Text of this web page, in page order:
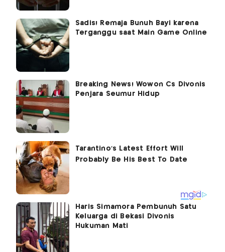
Sadis! Remaja Bunuh Bayi karena
Terganggu saat Main Game Online
Breaking News! Wowon Cs Divonis
Penjara Seumur Hidup
Haris Simamora Pembunuh Satu
Keluarga di Bekasi Divonis
Hukuman Mati